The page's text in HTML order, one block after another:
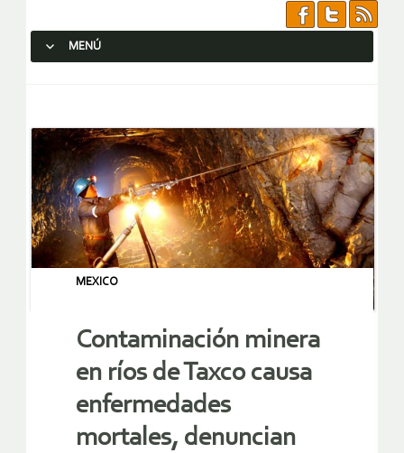
MENÚ
MEXICO
Contaminación minera
en ríos de Taxco causa
enfermedades
mortales, denuncian